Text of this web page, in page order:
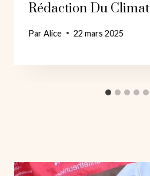
Rédaction Du Climat
ParAlice 22 mars 2025